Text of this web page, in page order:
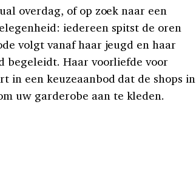
overdag, of op zoek naar een
iedereen spitst de oren
volgt vanaf haar jeugd en haar
begeleidt. Haar voorliefde voor
een keuzeaanbod dat de shops in
uw garderobe aan te kleden.